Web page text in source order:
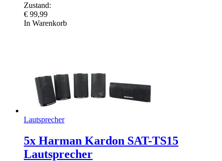
Zustand:
€ 99,99
In Warenkorb
Lautsprecher
5x Harman Kardon SAT-TS15
Lautsprecher